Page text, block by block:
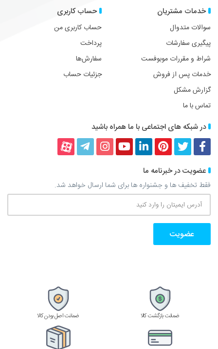
خدمات مشتریان
سوالات متدوال
پیگیری سفارشات
شراط و مقررات موبوفست
خدمات پس از فروش
گزارش مشکل
تماس با ما
حساب کاربری
حساب کاربری من
پرداخت
سفارش‌ها
جزئیات حساب
در شبکه های اجتماعی با ما همراه باشید
فیسبوکتوییترپینترستلینکداینیوتیوباینستاگرام
تلگرام آپارات
عضویت در خبرنامه ما
فقط تخفیف ها و جشنواره ها برای شما ارسال خواهد شد.
آدرس
ایمیتان
را
ضمانت بازگشت کالا ضمانت اصل بودن کالا